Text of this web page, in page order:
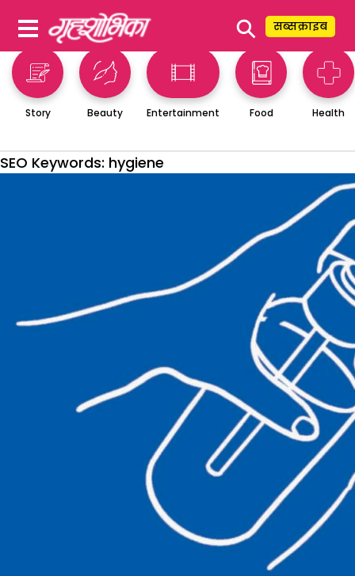
⚲ सब्सक्राइब
Story Beauty Entertainment Food Health
SEO Keywords: hygiene